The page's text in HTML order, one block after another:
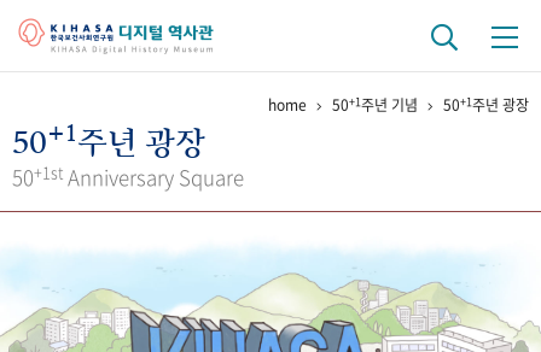
걸어온 길 기관 변천사
키워드로 보는 연구 역사
연구자들
간행물 변천사
home 50+1주년 기념 50+1주년 광장
50+1주년 광장
50+1st Anniversary Square